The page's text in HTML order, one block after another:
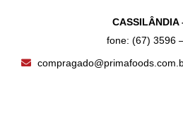
CASSILÂNDIA
fone: (67) 3596